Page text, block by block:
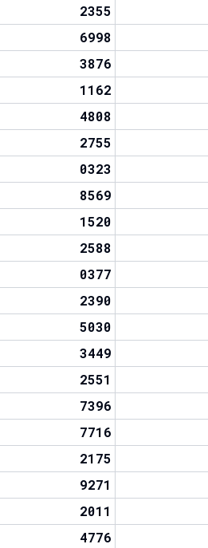
2355
6998
3876
1162
4808
2755
0323
8569
1520
2588
0377
2390
5030
3449
2551
7396
7716
2175
9271
2011
4776